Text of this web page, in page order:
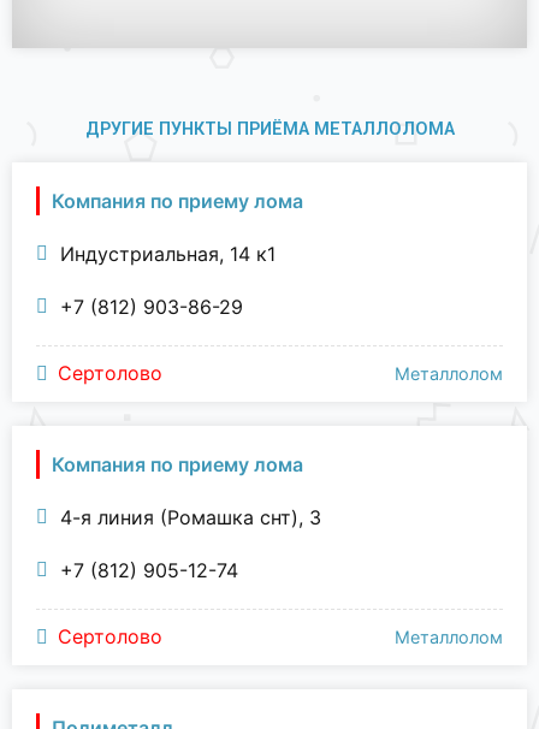
ДРУГИЕ ПУНКТЫ ПРИЁМА МЕТАЛЛОЛОМА
Компания по приему лома
Индустриальная, 14 к1
+7 (812) 903-86-29
Сертолово Металлолом
Компания по приему лома
4-я линия (Ромашка снт), 3
+7 (812) 905-12-74
Сертолово Металлолом